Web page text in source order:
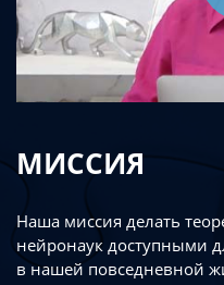
МИССИЯ
Наша миссия делать
нейронаук доступными
в нашей повседневной